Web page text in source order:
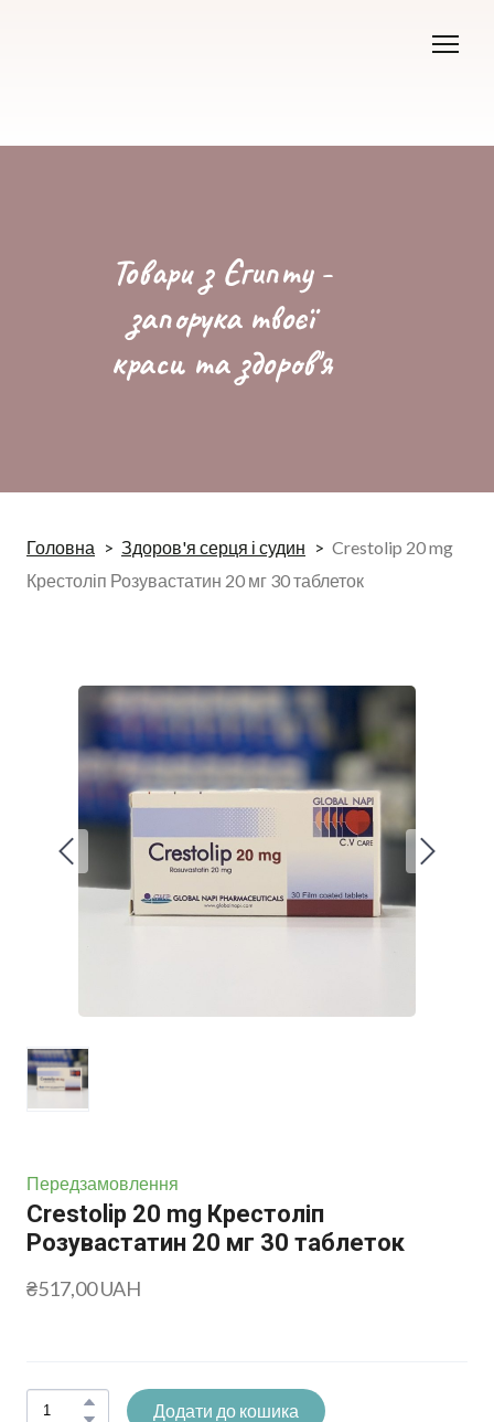
Товари з Єгипту -
запорука твоєї
краси та здоров'я
Головна Здоров'я серця і судин
Crestolip 20 mg
Крестоліп Розувастатин 20 мг 30 таблеток
Передзамовлення
Crestolip 20 mg Крестоліп
Розувастатин 20 мг 30 таблеток
₴517,00 UAH
Додати до кошика